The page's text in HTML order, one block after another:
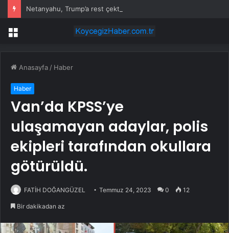
Netanyahu, Trump’a rest çekti
Menü
Anasayfa / Haber
Haber
Van’da KPSS’ye
ulaşamayan adaylar, polis
ekipleri tarafından okullara
götürüldü.
FATİH DOĞANGÜZEL Temmuz 24, 2023 0 12
Bir dakikadan az